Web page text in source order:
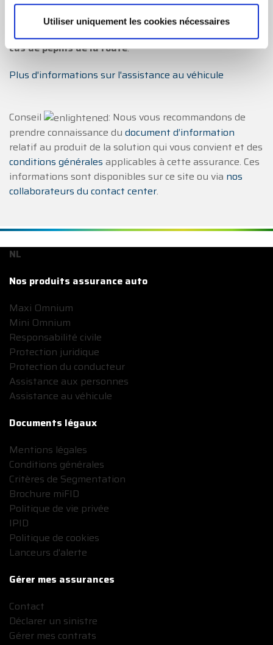
Utiliser uniquement les cookies nécessaires
L'assistance au véhicule vous offre une couverture en
cas de pépins de la route.
Plus d'informations sur l'assistance au véhicule
Conseil
: Nous vous recommandons de
prendre connaissance du document d’information
relatif au produit de la solution qui vous convient et des
conditions générales applicables à cette assurance. Ces
informations sont disponibles sur ce site ou via nos
collaborateurs du contact center.
NL
Nos produits assurance auto
Maxi Omnium
Mini Omnium
Responsabilité civile
Protection juridique
Protection du conducteur
Assistance aux personnes
Assistance au véhicule
Documents légaux
Mentions légales
Conditions générales
Critères de Segmentation
Brochure miFID
Politique de vie privée
IPID
Politique de cookies
Lanceurs d'alerte
Gérer mes assurances
Contact
Déclarer un sinistre
Gérer mes contrats